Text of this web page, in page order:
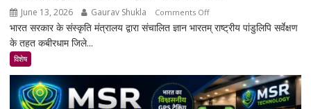
June 13, 2026 Gaurav Shukla Comments Offon
कबीरधाम
का
अनमोल
भारत सरकार के संस्कृति मंत्रालय द्वारा संचालित ज्ञान भारतम् राष्ट्रीय पांडुलिपि सर्वेक्षण
के तहत कबीरधाम जिले...
विशेष